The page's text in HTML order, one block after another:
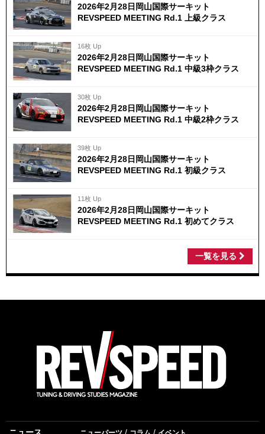
2026年2月28日岡山国際サーキット
REVSPEED MEETING Rd.1 上級クラス
16枚 Up
2026年2月28日岡山国際サーキット
REVSPEED MEETING Rd.1 中級3枠クラス
30枚 Up
2026年2月28日岡山国際サーキット
REVSPEED MEETING Rd.1 中級2枠クラス
39枚 Up
2026年2月28日岡山国際サーキット
REVSPEED MEETING Rd.1 初級クラス
11枚 Up
2026年2月28日岡山国際サーキット
REVSPEED MEETING Rd.1 初めてクラス
一覧を見る